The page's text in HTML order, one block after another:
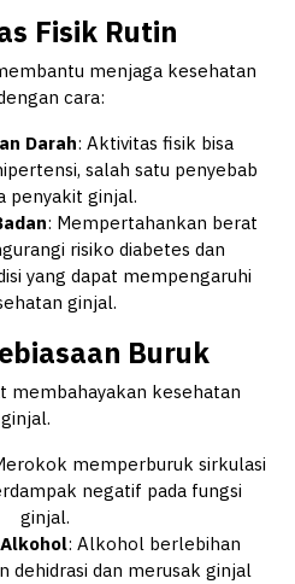
Fisik Rutin
menjaga kesehatan
cara:
Darah: Aktivitas fisik bisa
salah satu penyebab
penyakit ginjal.
: Mempertahankan berat
risiko diabetes dan
yang dapat mempengaruhi
ginjal.
Buruk
membahayakan kesehatan
ginjal.
memperburuk sirkulasi
negatif pada fungsi
ginjal.
: Alkohol berlebihan
dehidrasi dan merusak ginjal